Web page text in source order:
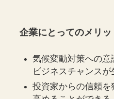
企業にとってのメリッ
気候変動対策への
ビジネスチャンス
投資家からの信頼